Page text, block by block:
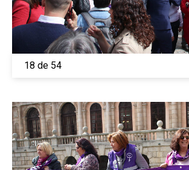
18 de 54